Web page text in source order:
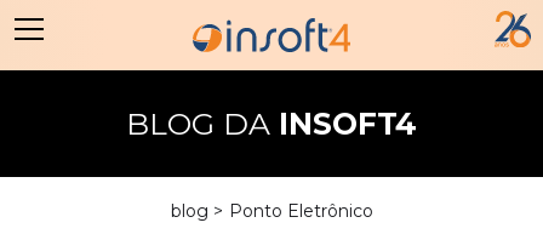
BLOG DAINSOFT4
blog > Ponto Eletrônico